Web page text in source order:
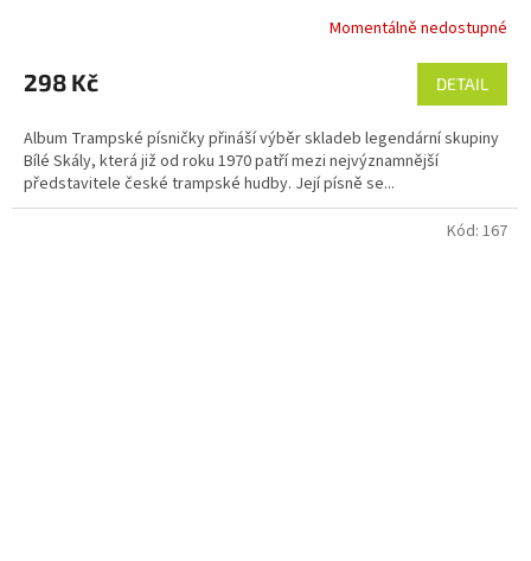
Momentálně nedostupné
298 Kč DETAIL
Album Trampské písničky přináší výběr skladeb legendární skupiny
Bílé Skály, která již od roku 1970 patří mezi nejvýznamnější
představitele české trampské hudby. Její písně se...
Kód: 167